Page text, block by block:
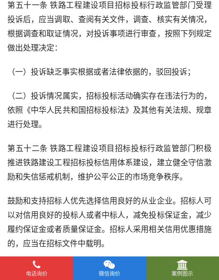
第五十一条 铁路工程建设项目招标投标行政监管部门受理
投诉后，应当调取、查阅有关文件，调查、核实有关情况，
根据调查和取证情况，对投诉事项进行审查，按照下列规定
做出处理决定：
（一）投诉缺乏事实根据或者法律依据的，驳回投诉；
（二）投诉情况属实，招标投标活动确实存在违法行为的，
依照《中华人民共和国招标投标法》及其他有关法规、规章
进行处理。
第五十二条 铁路工程建设项目招标投标行政监管部门积极
推进铁路建设工程招标投标信用体系建设，建立健全守信激
励和失信惩戒机制，维护公平公正的市场竞争秩序。
鼓励和支持招标人优先选择信用良好的从业企业。招标人可
以对信用良好的投标人或者中标人，减免投标保证金，减少
履约保证金或者质量保证金。招标人采用相关信用优惠措施
的，应当在招标文件中载明。
第五十三条 铁路工程建设项目招标投标行政监管部门对招
电话询价 微信询价 案例图示